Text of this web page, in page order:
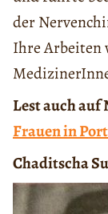
der
Ihre Arbeiten
Lest auch auf
Frauen in
Chaditscha